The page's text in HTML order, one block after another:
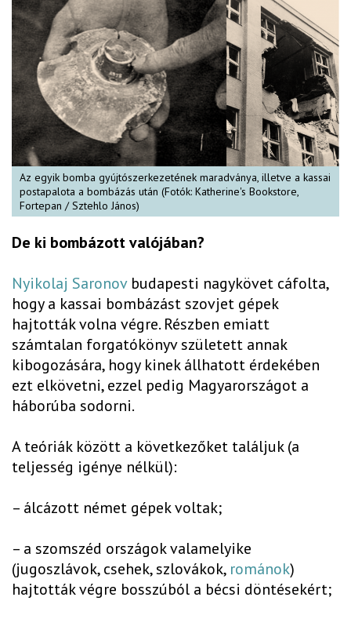
Az egyik bomba gyújtószerkezetének maradványa, illetve a kassai
postapalota a bombázás után (Fotók: Katherine's Bookstore,
Fortepan / Sztehlo János)
De ki bombázott valójában?
Nyikolaj Saronovbudapesti nagykövet cáfolta,
hogy a kassai bombázást szovjet gépek
hajtották volna végre. Részben emiatt
számtalan forgatókönyv született annak
kibogozására, hogy kinek állhatott érdekében
ezt elkövetni, ezzel pedig Magyarországot a
háborúba sodorni.
A teóriák között a következőket találjuk (a
teljesség igénye nélkül):
– álcázott német gépek voltak;
– a szomszéd országok valamelyike
(jugoszlávok, csehek, szlovákok, románok)
hajtották végre bosszúból a bécsi döntésekért;